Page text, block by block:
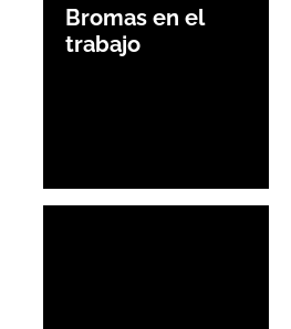
Bromas en el
trabajo